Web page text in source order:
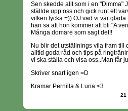
Sen skedde allt som i en "Dimma"
ställde upp oss och gick runt ett
vilken lycka =)) OJ vad vi var
han sa att hon kommer att bli "A
Många domare som sagt det!!
Nu blir det utställnings vila fram till
alltid goda råd och tips på
vi ska ställa och visa oss..Man får
Skriver snart igen =D
Kramar Pernilla & Luna <3
21